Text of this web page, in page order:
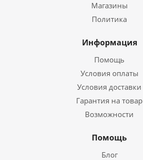
Магазины
Политика
Информация
Помощь
Условия оплаты
Условия доставки
Гарантия на товар
Возможности
Помощь
Блог